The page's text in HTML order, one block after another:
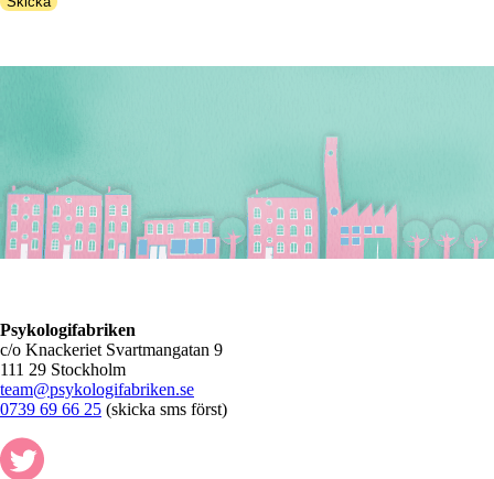
Psykologifabriken
c/o Knackeriet Svartmangatan 9
111 29 Stockholm
team@psykologifabriken.se
0739 69 66 25 (skicka sms först)